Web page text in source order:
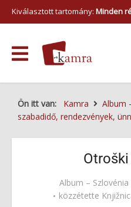
Kiválasztott tartomány: Minden
Ön itt van: Kamra Album
szabadidő, rendezvények,
Album – Szlovénia
közzétette